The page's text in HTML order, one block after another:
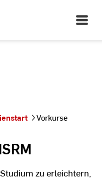
Open
Main
Vorkurse
zu erleichtern,